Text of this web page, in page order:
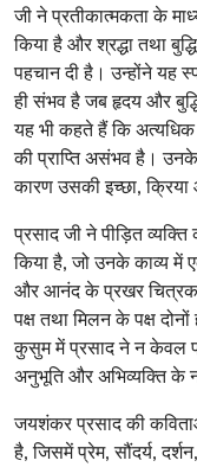
जी ने प्रतीकात्मकता के
किया है और श्रद्धा तथा
पहचान दी है। उन्होंने यह
ही संभव है जब हृदय और
यह भी कहते हैं कि
की प्राप्ति असंभव है।
कारण उसकी इच्छा,
प्रसाद जी ने पीड़ित
किया है, जो उनके काव्य में
और आनंद के प्रखर
पक्ष तथा मिलन के पक्ष
कुसुम में प्रसाद ने न केवल
अनुभूति और अभिव्यक्ति के
जयशंकर प्रसाद की
है, जिसमें प्रेम, सौंदर्य,